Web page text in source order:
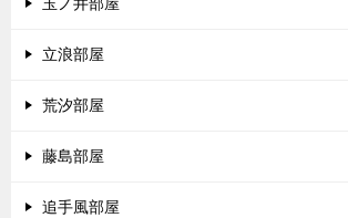
玉ノ井部屋
立浪部屋
荒汐部屋
藤島部屋
追手風部屋